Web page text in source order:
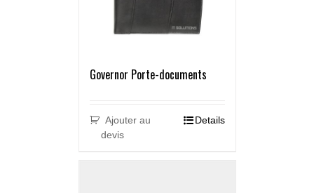
Governor Porte-documents
Ajouter au
devis
Details